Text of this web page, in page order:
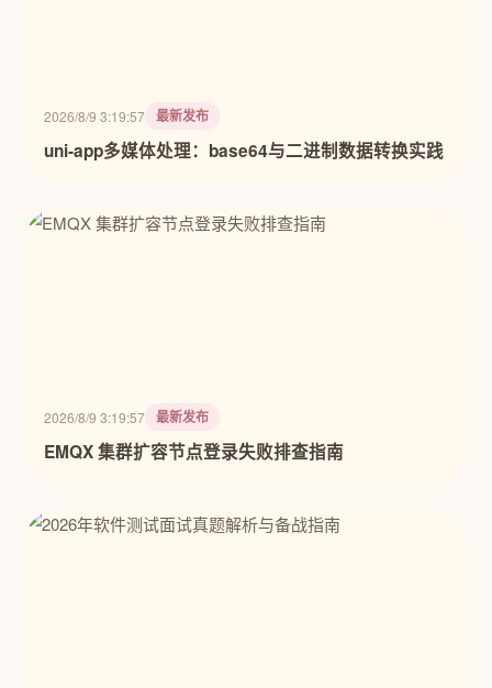
2026/8/9 3:19:57 最新发布
uni-app多媒体处理：base64与二进制数据转换实践
2026/8/9 3:19:57 最新发布
EMQX 集群扩容节点登录失败排查指南